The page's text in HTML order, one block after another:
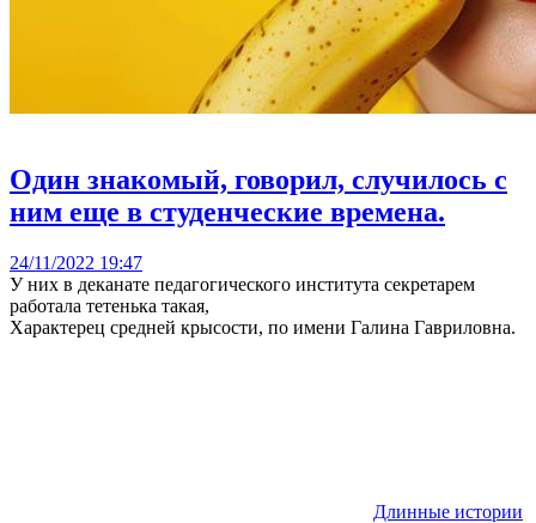
Один знакомый, говорил, случилось с
ним еще в студенческие времена.
24/11/2022 19:47
У них в деканате педагогического института секретарем
работала тетенька такая,
Характерец средней крысости, по имени Галина Гавриловна.
Длинные истории